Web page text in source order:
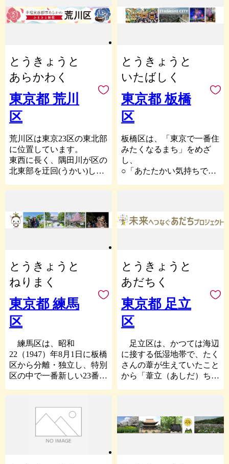
・返礼品の選択は、10品ま
でとさせていただきます。
(2)営利を目的としない団
体であって、前号に掲げる
団体の意思決定を行ってい
ること。
(4)定款、規約その他これ
に類するものを備えている
こと。
(5)団体の活動に関する情
報を広く公開しているこ
と。
(6)5名以上の構成員で組織
されていること。
(7)暴力団（暴力団員によ
る暴力団をいう。以下同
じ。）又は暴力団若しくは
構成員でなくなった日から
５年を経過しない者の統制
の下にないこと。
(8)無差別大量殺人行為を
行った団体の規制に関する
法律（平成11年法律第147
号）第5条第1項又は第8条
第1項に規定する処分を受
けていないこと。
(9)前号の処分を受けてい
る団体の構成員の統制の下
(10)宗教の教義を広め、儀
教化育成することを目的と
していないこと。
(11)政治上の主義を推進
また、寄附者様都合によ
り返礼品がお届けできない
販売は固くお断りしていま
す。
■個人情報の取扱いについ
て
寄附者様からいただいた
個人情報は、台東区及び台
東区がふるさと納税関連業
務を委託する事業者が責任
をもって安全に管理・保管
し、第三者に譲渡・提供す
ることはございません。ま
道に関する報告、並びにふ
いたしません。
返礼品発送のために、返
礼品協力事業者に寄附者様
の個人情報を提供する際
は、必要最低限の情報のみ
とし、個人情報保護に万全
を期します。
■お問い合わせ先
台東区ふるさと納税サポ
ート室
(営業時間：９時～１８
電話：050-5358-4175
メールアドレス：
ります。江戸時代には東海
道第一の宿として賑わい、
そして現在、羽田空港の国
際化や、品川駅への新幹線
の停車はもとよりリニア中
央新幹線の乗り入れなど、
再び交通、産業の拠点とし
て重要な役割を担おうとし
どり」をはじめとした様々
なイベントやアニメーショ
多くの観光資源があり、
多様な魅力とにぎわいのあ
る快適なまちとなっていま
す。
杉並区のふるさと納税は、
善意の「寄附」であるこ
と、ふるさと納税制度を通
じて地方を活性化すること
の２つを大事にし、さまざ
まな分野で寄附の使い道を
現在では、使途を明確にし
れぞれの分野に活用してお
ります。
皆さまの支援により希望に
満ち溢れた未来へとつなが
るよう、ご支援をお願いし
ます。
とうきょうと
あらかわく
東京都 荒川
区
荒川区は東京23区の東北部
に位置しています。
東西に長く、隅田川が区の
北東部を迂回(うかい)して
日暮里の各地域がありま
す。
だ、
懐かしさと新しさが混じり
あった、人と人とのふれあ
いを大切にしている街で
す。
---------------------------
■御注意
寄附申込みのキャンセ
ル、返礼品の変更・返品は
出来ません。
また、寄附者様都合によ
場合、
返礼品の再送はいたしま
※未成年者への酒類の販売
は固くお断りしています。
とうきょうと
いたばしく
東京都 板橋
区
板橋区は、「東京で一番住
みたくなるまち」をめざ
し、
○「あたたかい気持ちで支
○「みどり豊かな環境を未
来へつなぐ」温かいまちで
ざまな分野で有意義に活用
させていただきます。
板橋区にご縁のある方、応
援してくださる方からのご
寄付をお待ちしています。
＜分野別のめざす姿＞
◎子育て分野：子育て安心
◎教育分野：魅力ある学び
支援
◎福祉・介護分野：安心の
福祉・介護
◎文化・スポーツ分野：心
躍るスポーツ・文化
とうきょうと
ねりまく
東京都 練馬
区
練馬区は、昭和
22（1947）年8月1日に板橋
区から分離・独立し、特別
区の中で一番新しい23番目
都心近くに立地しながら、
今なお武蔵野の面影を残す
みどり豊かな自然が多く見
られる自然と都市が融合し
たまちです。
とうきょうと
あだちく
東京都 足立
区
足立区は、かつては海辺
に接する低湿地帯で、たく
さんの葦が生えていたこと
から「葦立（あしだ）ち」
そんな足立区が発展をは
じめたのは、江戸時代に日